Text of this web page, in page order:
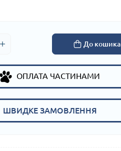
До кошика
ОПЛАТА ЧАСТИНАМИ
ШВИДКЕ ЗАМОВЛЕННЯ